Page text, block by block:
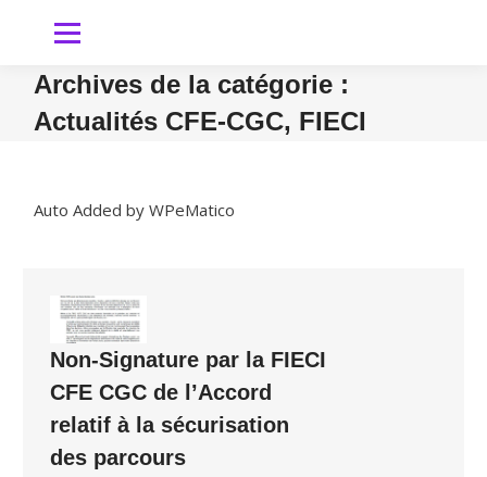
Archives de la catégorie :
Actualités CFE-CGC, FIECI
Auto Added by WPeMatico
Non-Signature par la FIECI
CFE CGC de l’Accord
relatif à la sécurisation
des parcours